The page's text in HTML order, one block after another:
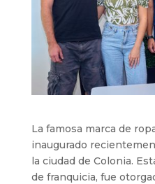
La famosa marca de
inaugurado
la ciudad de Colonia.
de franquicia, fue